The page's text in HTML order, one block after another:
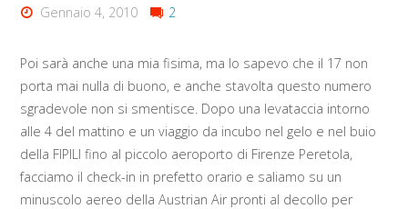
Natale
–
Albertina
–
Gennaio 4, 2010 2
Poi sarà anche una mia fisima, ma lo sapevo che il 17 non
porta mai nulla di buono, e anche stavolta questo numero
sgradevole non si smentisce. Dopo una levataccia intorno
alle 4 del mattino e un viaggio da incubo nel gelo e nel buio
della FIPILI fino al piccolo aeroporto di Firenze Peretola,
facciamo il check-in in prefetto orario e saliamo su un
minuscolo aereo della Austrian Air pronti al decollo per